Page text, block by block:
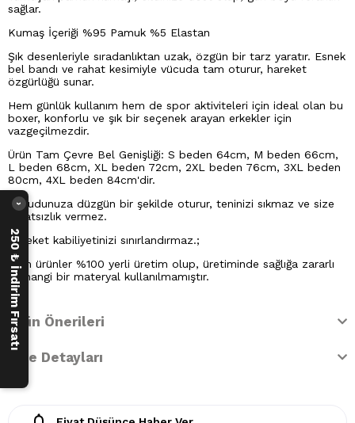
sağlar.
Kumaş İçeriği %95 Pamuk %5 Elastan
Şık desenleriyle sıradanlıktan uzak, özgün bir tarz yaratır. Esnek
bel bandı ve rahat kesimiyle vücuda tam oturur, hareket
özgürlüğü sunar.
Hem günlük kullanım hem de spor aktiviteleri için ideal olan bu
boxer, konforlu ve şık bir seçenek arayan erkekler için
vazgeçilmezdir.
Ürün Tam Çevre Bel Genişliği: S beden 64cm, M beden 66cm,
L beden 68cm, XL beden 72cm, 2XL beden 76cm, 3XL beden
80cm, 4XL beden 84cm'dir.
Vücudunuza düzgün bir şekilde oturur, teninizi sıkmaz ve size
rahatsızlık vermez.
Hareket kabiliyetinizi sınırlandırmaz.;
Tüm ürünler %100 yerli üretim olup, üretiminde sağlığa zararlı
herhangi bir materyal kullanılmamıştır.
Ürün Önerileri
İade Detayları
250 ₺ İndirim Fırsatı
›